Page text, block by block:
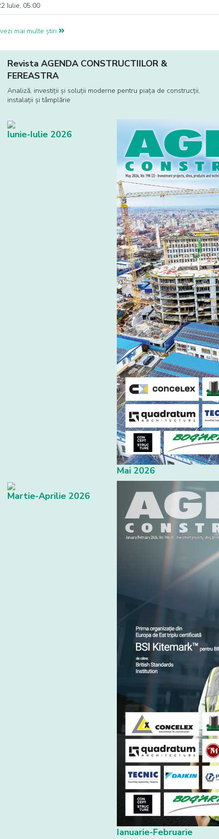
Iulie, 05:00
vezi mai multe știri
Revista AGENDA CONSTRUCTIILOR &
FEREASTRA
Analiză, investiţii și soluţii moderne pentru piaţa de construcţii,
instalaţii și tâmplărie
Iunie-Iulie 2026
Mai 2026
Martie-Aprilie 2026
Ianuarie-Februarie